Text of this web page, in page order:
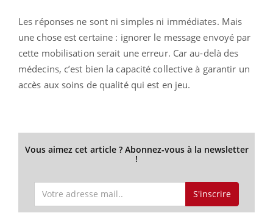
Les réponses ne sont ni simples ni immédiates. Mais
une chose est certaine : ignorer le message envoyé par
cette mobilisation serait une erreur. Car au-delà des
médecins, c’est bien la capacité collective à garantir un
accès aux soins de qualité qui est en jeu.
Vous aimez cet article ? Abonnez-vous à la newsletter
!
S'inscrire